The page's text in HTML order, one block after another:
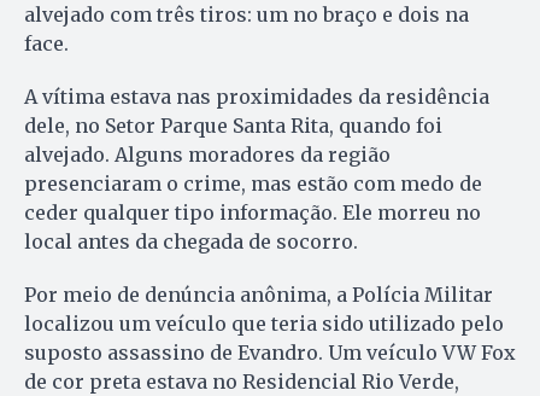
alvejado com três tiros: um no braço e dois na
face.
A vítima estava nas proximidades da residência
dele, no Setor Parque Santa Rita, quando foi
alvejado. Alguns moradores da região
presenciaram o crime, mas estão com medo de
ceder qualquer tipo informação. Ele morreu no
local antes da chegada de socorro.
Por meio de denúncia anônima, a Polícia Militar
localizou um veículo que teria sido utilizado pelo
suposto assassino de Evandro. Um veículo VW Fox
de cor preta estava no Residencial Rio Verde,